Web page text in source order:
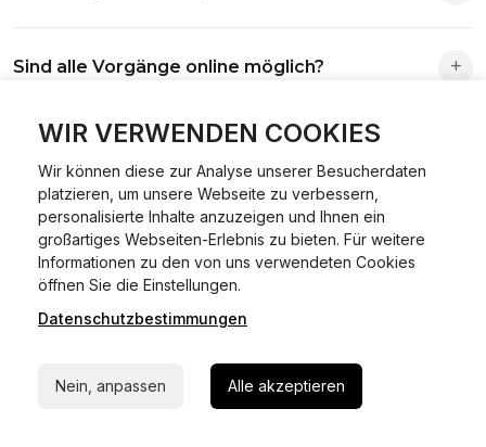
WIR VERWENDEN COOKIES
Wir können diese zur Analyse unserer Besucherdaten
platzieren, um unsere Webseite zu verbessern,
personalisierte Inhalte anzuzeigen und Ihnen ein
großartiges Webseiten-Erlebnis zu bieten. Für weitere
Informationen zu den von uns verwendeten Cookies
öffnen Sie die Einstellungen.
Datenschutzbestimmungen
Nein, anpassen Alle akzeptieren
Antrag wird automatisch an die richtige Stelle weitergeleitet.
Sind alle Vorgänge online möglich?
Fast alle Vorgänge sind online machbar. Ausnahme:
01.01.2015.
Was ist Online Kfz-Zulassung?
Ein Internetverfahren, mit dem du Fahrzeuge anmelden,
ummelden oder abmelden kannst – inklusive Dateneingabe,
Dokumentprüfung und Bezahlung.
Welche Vorteile gibt es?
Zeitersparnis, flexible Durchführung, kein Besuch der
Behörde notwendig.
Fahrzeugbrief, Fahrzeugschein, Ausweis oder Reisepass,
Versicherungsnachweis, falls erforderlich TÜV-Bericht.
Wie sicher ist das Verfahren?